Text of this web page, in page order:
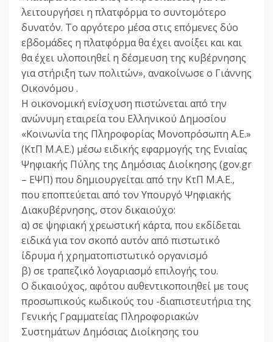
λειτουργήσει η πλατφόρμα το συντομότερο
δυνατόν. Το αργότερο μέσα στις επόμενες δύο
εβδομάδες η πλατφόρμα θα έχει ανοίξει και και
θα έχει υλοποιηθεί η δέσμευση της κυβέρνησης
για στήριξη των πολιτών», ανακοίνωσε ο Γιάννης
Οικονόμου .
Η οικονομική ενίσχυση πιστώνεται από την
ανώνυμη εταιρεία του Ελληνικού Δημοσίου
«Κοινωνία της Πληροφορίας Μονοπρόσωπη Α.Ε.»
(ΚτΠ Μ.Α.Ε.) μέσω ειδικής εφαρμογής της Ενιαίας
Ψηφιακής Πύλης της Δημόσιας Διοίκησης (gov.gr
– ΕΨΠ) που δημιουργείται από την ΚτΠ Μ.Α.Ε.,
που εποπτεύεται από τον Υπουργό Ψηφιακής
Διακυβέρνησης, στον δικαιούχο:
α) σε ψηφιακή χρεωστική κάρτα, που εκδίδεται
ειδικά για τον σκοπό αυτόν από πιστωτικό
ίδρυμα ή χρηματοπιστωτικό οργανισμό
β) σε τραπεζικό λογαριασμό επιλογής του.
Ο δικαιούχος, αφότου αυθεντικοποιηθεί με τους
προσωπικούς κωδικούς του -διαπιστευτήρια της
Γενικής Γραμματείας Πληροφοριακών
Συστημάτων Δημόσιας Διοίκησης του